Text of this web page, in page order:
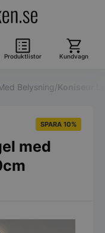
Produktlistor Kundvagn
Belysning/Koniseur
SPARA 10%
med